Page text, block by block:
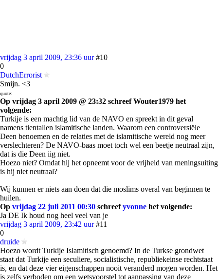
vrijdag 3 april 2009, 23:36 uur #10
0
DutchErrorist
Smijn. <3
quote:
Op vrijdag 3 april 2009 @ 23:32 schreef Wouter1979 het
volgende:
Turkije is een machtig lid van de NAVO en spreekt in dit geval
namens tientallen islamitische landen. Waarom een controversiële
Deen benoemen en de relaties met de islamitische wereld nog meer
verslechteren? De NAVO-baas moet toch wel een beetje neutraal zijn,
dat is die Deen iig niet.
Hoezo niet? Omdat hij het opneemt voor de vrijheid van meningsuiting
is hij niet neutraal?
Wij kunnen er niets aan doen dat die moslims overal van beginnen te
huilen.
Op vrijdag 22 juli 2011 00:30 schreefyvonne het volgende:
Ja DE Ik houd nog heel veel van je
vrijdag 3 april 2009, 23:42 uur #11
0
druide
Hoezo wordt Turkije Islamitisch genoemd? In de Turkse grondwet
staat dat Turkije een seculiere, socialistische, republiekeinse rechtstaat
is, en dat deze vier eigenschappen nooit veranderd mogen worden. Het
is zelfs verboden om een wetsvoorstel tot aanpassing van deze